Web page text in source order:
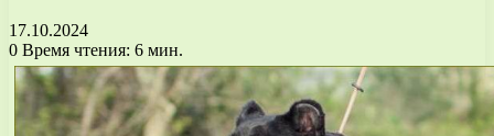
17.10.2024
0 Время чтения: 6 мин.